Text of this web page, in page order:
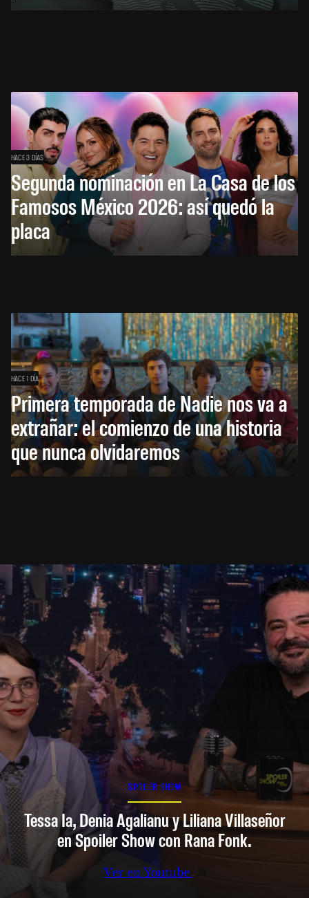
HACE 3 DÍAS
Segunda nominación en La Casa de los
Famosos México 2026: así quedó la
placa
HACE 1 DÍA
Primera temporada de Nadie nos va a
extrañar: el comienzo de una historia
que nunca olvidaremos
SPOILER SHOW
Tessa Ia, Denia Agalianu y Liliana Villaseñor
en Spoiler Show con Rana Fonk.
Ver en Youtube